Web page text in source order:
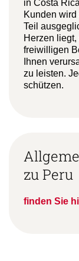
in Costa
Kunden
Teil
Herzen
freiwilligen
Ihnen
zu Peru